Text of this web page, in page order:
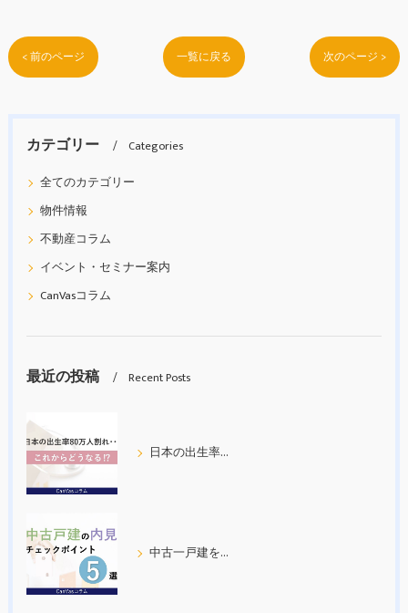
< 前のページ 一覧に戻る 次のページ >
カテゴリー
Categories
全てのカテゴリー
物件情報
不動産コラム
イベント・セミナー案内
CanVasコラム
最近の投稿 Recent Posts
日本の出生率80万人割れ
中古一戸建を内見する際の５つのチェックポイント